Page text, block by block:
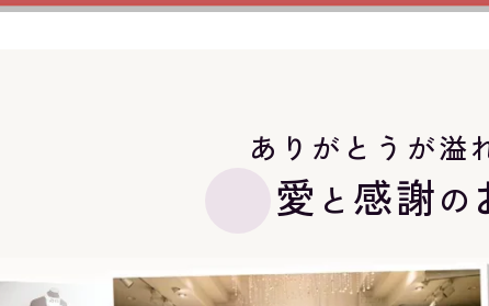
ありがとうが溢
愛 と 感謝の